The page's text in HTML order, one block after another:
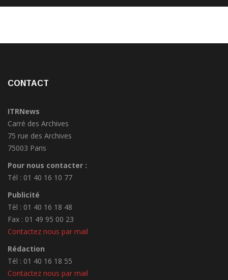
CONTACT
ITRNews
Carré des Archives
75 rue des Archives
75003 Paris
Pour nous contacter :
Tél : 01 40 16 10 77
Publicité
Tèl : 01 40 16 18 48
Fax : 01 49 95 00 23
Contactez nous par mail
Rédaction
Tél : 01 40 16 18 55
Contactez nous par mail